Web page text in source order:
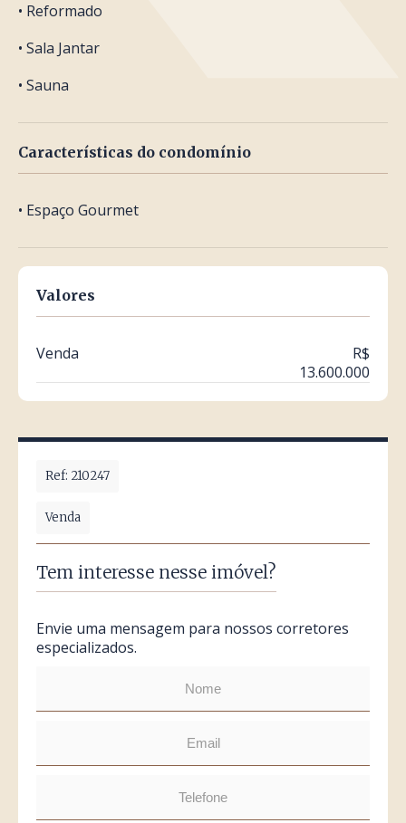
• Reformado
• Sala Jantar
• Sauna
Características do condomínio
• Espaço Gourmet
Valores
Venda
R$
13.600.000
Ref: 210247
Venda
Tem interesse nesse imóvel?
Envie uma mensagem para nossos corretores
especializados.